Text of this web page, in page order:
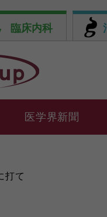
臨床内科
医学界新聞
打て